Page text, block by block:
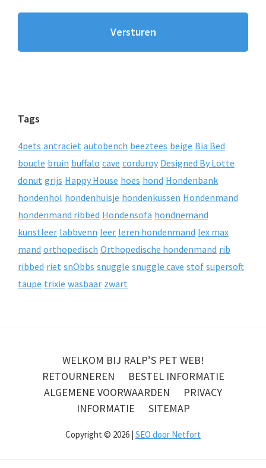
Tags
4pets antraciet autobench beeztees beige Bia Bed
boucle bruin buffalo cave corduroy Designed By Lotte
donut grijs Happy House hoes hond Hondenbank
hondenhol hondenhuisje hondenkussen Hondenmand
hondenmand ribbed Hondensofa hondnemand
kunstleer labbvenn leer leren hondenmand lex max
mand orthopedisch Orthopedische hondenmand rib
ribbed riet snObbs snuggle snuggle cave stof supersoft
taupe trixie wasbaar zwart
WELKOM BIJ RALP’S PET WEB!
RETOURNEREN
BESTEL INFORMATIE
ALGEMENE VOORWAARDEN
PRIVACY
INFORMATIE
SITEMAP
Copyright © 2026 | SEO door Netfort